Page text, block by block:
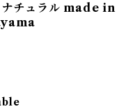
ナチュラル made in